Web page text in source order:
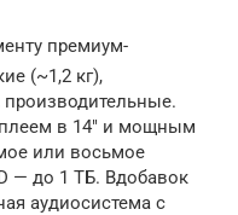
премиум-
(~1,2 кг),
производительные.
в 14″ и мощным
или восьмое
— до 1 ТБ. Вдобавок
аудиосистема с